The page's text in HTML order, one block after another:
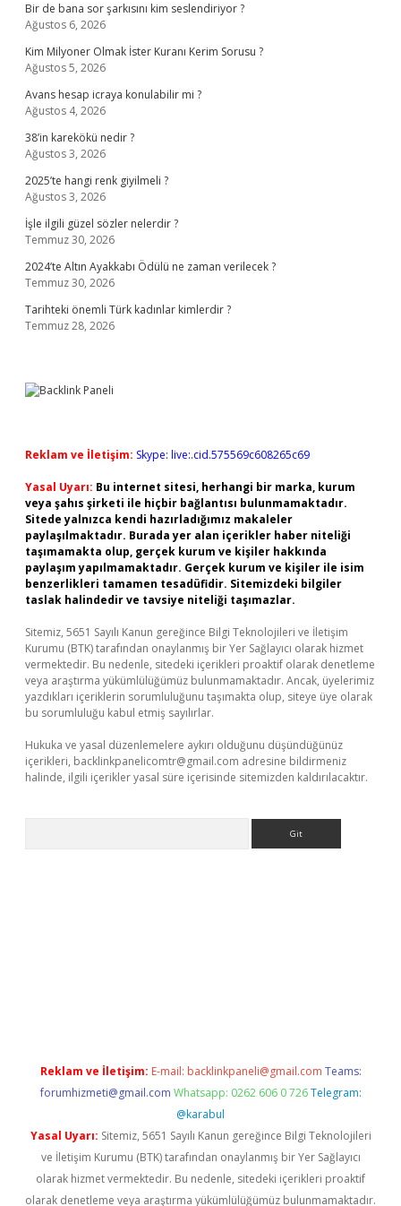
Bir de bana sor şarkısını kim seslendiriyor ?
Ağustos 6, 2026
Kim Milyoner Olmak İster Kuranı Kerim Sorusu ?
Ağustos 5, 2026
Avans hesap icraya konulabilir mi ?
Ağustos 4, 2026
38’in karekökü nedir ?
Ağustos 3, 2026
2025’te hangi renk giyilmeli ?
Ağustos 3, 2026
İşle ilgili güzel sözler nelerdir ?
Temmuz 30, 2026
2024’te Altın Ayakkabı Ödülü ne zaman verilecek ?
Temmuz 30, 2026
Tarihteki önemli Türk kadınlar kimlerdir ?
Temmuz 28, 2026
Reklam ve İletişim: Skype: live:.cid.575569c608265c69
Yasal Uyarı: Bu internet sitesi, herhangi bir marka, kurum
veya şahıs şirketi ile hiçbir bağlantısı bulunmamaktadır.
Sitede yalnızca kendi hazırladığımız makaleler
paylaşılmaktadır. Burada yer alan içerikler haber niteliği
taşımamakta olup, gerçek kurum ve kişiler hakkında
paylaşım yapılmamaktadır. Gerçek kurum ve kişiler ile isim
benzerlikleri tamamen tesadüfidir. Sitemizdeki bilgiler
taslak halindedir ve tavsiye niteliği taşımazlar.
Sitemiz, 5651 Sayılı Kanun gereğince Bilgi Teknolojileri ve İletişim
Kurumu (BTK) tarafından onaylanmış bir Yer Sağlayıcı olarak hizmet
vermektedir. Bu nedenle, sitedeki içerikleri proaktif olarak denetleme
veya araştırma yükümlülüğümüz bulunmamaktadır. Ancak, üyelerimiz
yazdıkları içeriklerin sorumluluğunu taşımakta olup, siteye üye olarak
bu sorumluluğu kabul etmiş sayılırlar.
Hukuka ve yasal düzenlemelere aykırı olduğunu düşündüğünüz
içerikleri, backlinkpanelicomtr@gmail.com adresine bildirmeniz
halinde, ilgili içerikler yasal süre içerisinde sitemizden kaldırılacaktır.
Reklam ve İletişim: E-mail: backlinkpaneli@gmail.com Teams:
forumhizmeti@gmail.com Whatsapp: 0262 606 0 726 Telegram:
@karabul
Yasal Uyarı: Sitemiz, 5651 Sayılı Kanun gereğince Bilgi Teknolojileri
ve İletişim Kurumu (BTK) tarafından onaylanmış bir Yer Sağlayıcı
olarak hizmet vermektedir. Bu nedenle, sitedeki içerikleri proaktif
olarak denetleme veya araştırma yükümlülüğümüz bulunmamaktadır.